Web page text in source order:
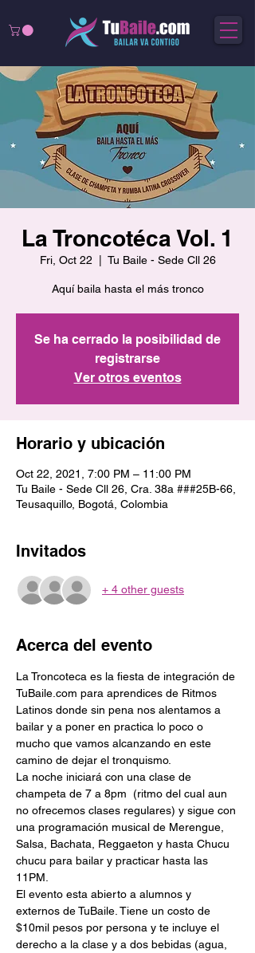
La Troncotéca Vol. 1
Fri, Oct 22 Tu Baile - Sede Cll 26
Aquí baila hasta el más tronco
Se ha cerrado la posibilidad de
registrarse
Ver otros eventos
Horario y ubicación
Oct 22, 2021, 7:00 PM – 11:00 PM
Tu Baile - Sede Cll 26, Cra. 38a ###25B-66,
Teusaquillo, Bogotá, Colombia
Invitados
+ 4 other guests
Acerca del evento
La Troncoteca es la fiesta de integración de
TuBaile.com para aprendices de Ritmos
Latinos donde sin pena nos alentamos a
bailar y a poner en practica lo poco o
mucho que vamos alcanzando en este
camino de dejar el tronquismo.
La noche iniciará con una clase de
champeta de 7 a 8pm  (ritmo del cual aun
no ofrecemos clases regulares) y sigue con
una programación musical de Merengue,
Salsa, Bachata, Reggaeton y hasta Chucu
chucu para bailar y practicar hasta las
11PM.
El evento esta abierto a alumnos y
externos de TuBaile. Tiene un costo de
$10mil pesos por persona y te incluye el
derecho a la clase y a dos bebidas (agua,